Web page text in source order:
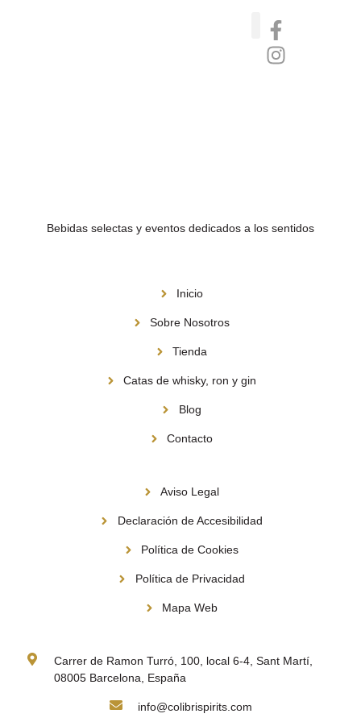
Bebidas selectas y eventos dedicados a los sentidos
Inicio
Sobre Nosotros
Tienda
Catas de whisky, ron y gin
Blog
Contacto
Aviso Legal
Declaración de Accesibilidad
Política de Cookies
Política de Privacidad
Mapa Web
Carrer de Ramon Turró, 100, local 6-4, Sant Martí,
08005 Barcelona, España
info@colibrispirits.com